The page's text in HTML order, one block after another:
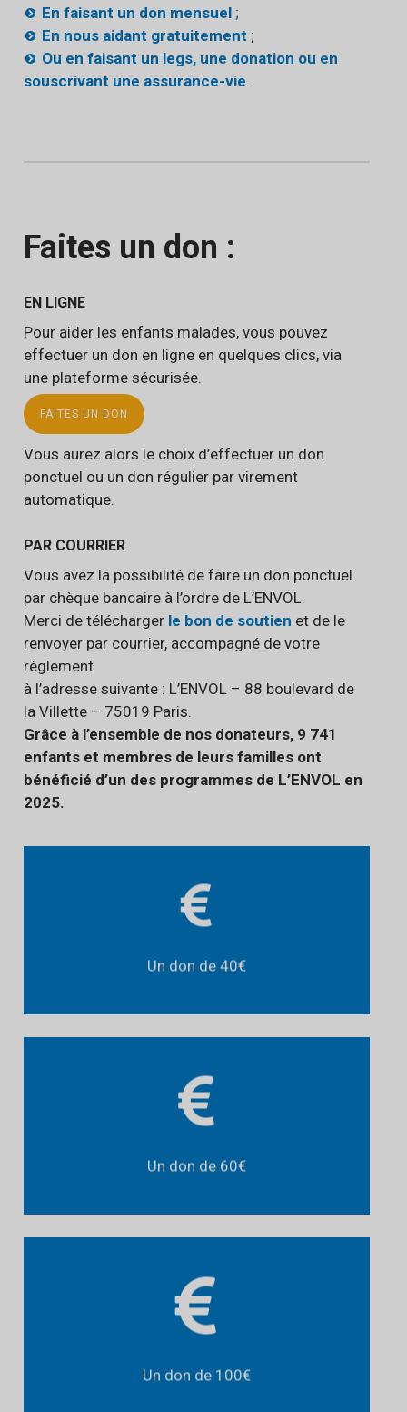
En faisant un don mensuel ;
En nous aidant gratuitement ;
Ou en faisant un legs, une donation ou en
souscrivant une assurance-vie.
Faites un don :
EN LIGNE
Pour aider les enfants malades, vous pouvez
effectuer un don en ligne en quelques clics, via
une plateforme sécurisée.
FAITES UN DON
Vous aurez alors le choix d’effectuer un don
ponctuel ou un don régulier par virement
automatique.
PAR COURRIER
Vous avez la possibilité de faire un don ponctuel
par chèque bancaire à l’ordre de L’ENVOL.
​Merci de télécharger le bon de soutien et de le
renvoyer par courrier, accompagné de votre
règlement
à l’adresse suivante : L’ENVOL – 88 boulevard de
la Villette – 75019 Paris.
Grâce à l’ensemble de nos donateurs, 9 741
enfants et membres de leurs familles ont
bénéficié d’un des programmes de L’ENVOL en
2025.
Un don de 40€
inance une séance d’
Un don de 60€
Couvre les frais d’
Un don de 100€
inance un atelier à l’hôpital
un enfant h